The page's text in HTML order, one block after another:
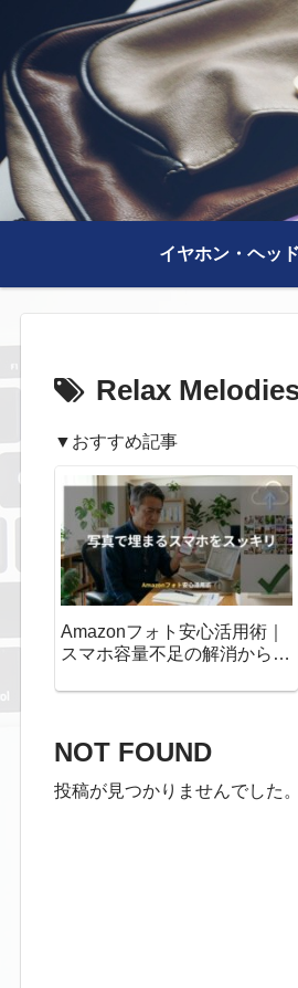
イヤホン・ヘッ
Relax
▼おすすめ記事
Amazonフォト安心活用術｜
スマホ容量不足の解消から削
NOT FOUND
投稿が見つかりませんでした。